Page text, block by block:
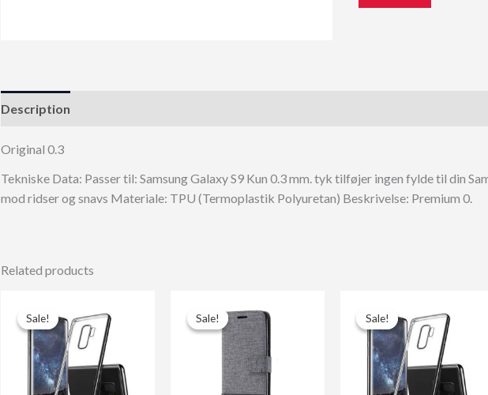
Description
Original 0.3
Tekniske Data: Passer til: Samsung Galaxy S9 Kun 0.3 mm. tyk tilføjer ingen fylde til din
mod ridser og snavs Materiale: TPU (Termoplastik Polyuretan) Beskrivelse: Premium 0.
Related products
Sale!
Sale! Sale!
Sale! Sale!
Sale!